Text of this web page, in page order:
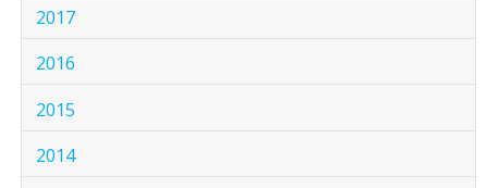
2017
2016
2015
2014